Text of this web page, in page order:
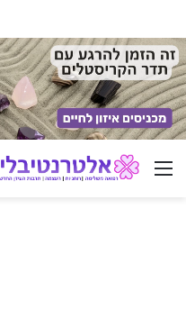
ניווט באתר